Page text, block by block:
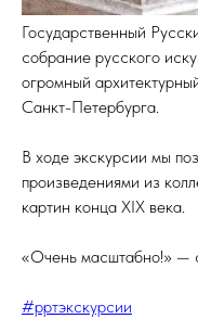
Государственный
собрание русского
огромный
Санкт-Петербурга.
В ходе экскурсии мы
произведениями из
картин конца XIX века.
«Очень масштабно!» —
#рртэкскурсии